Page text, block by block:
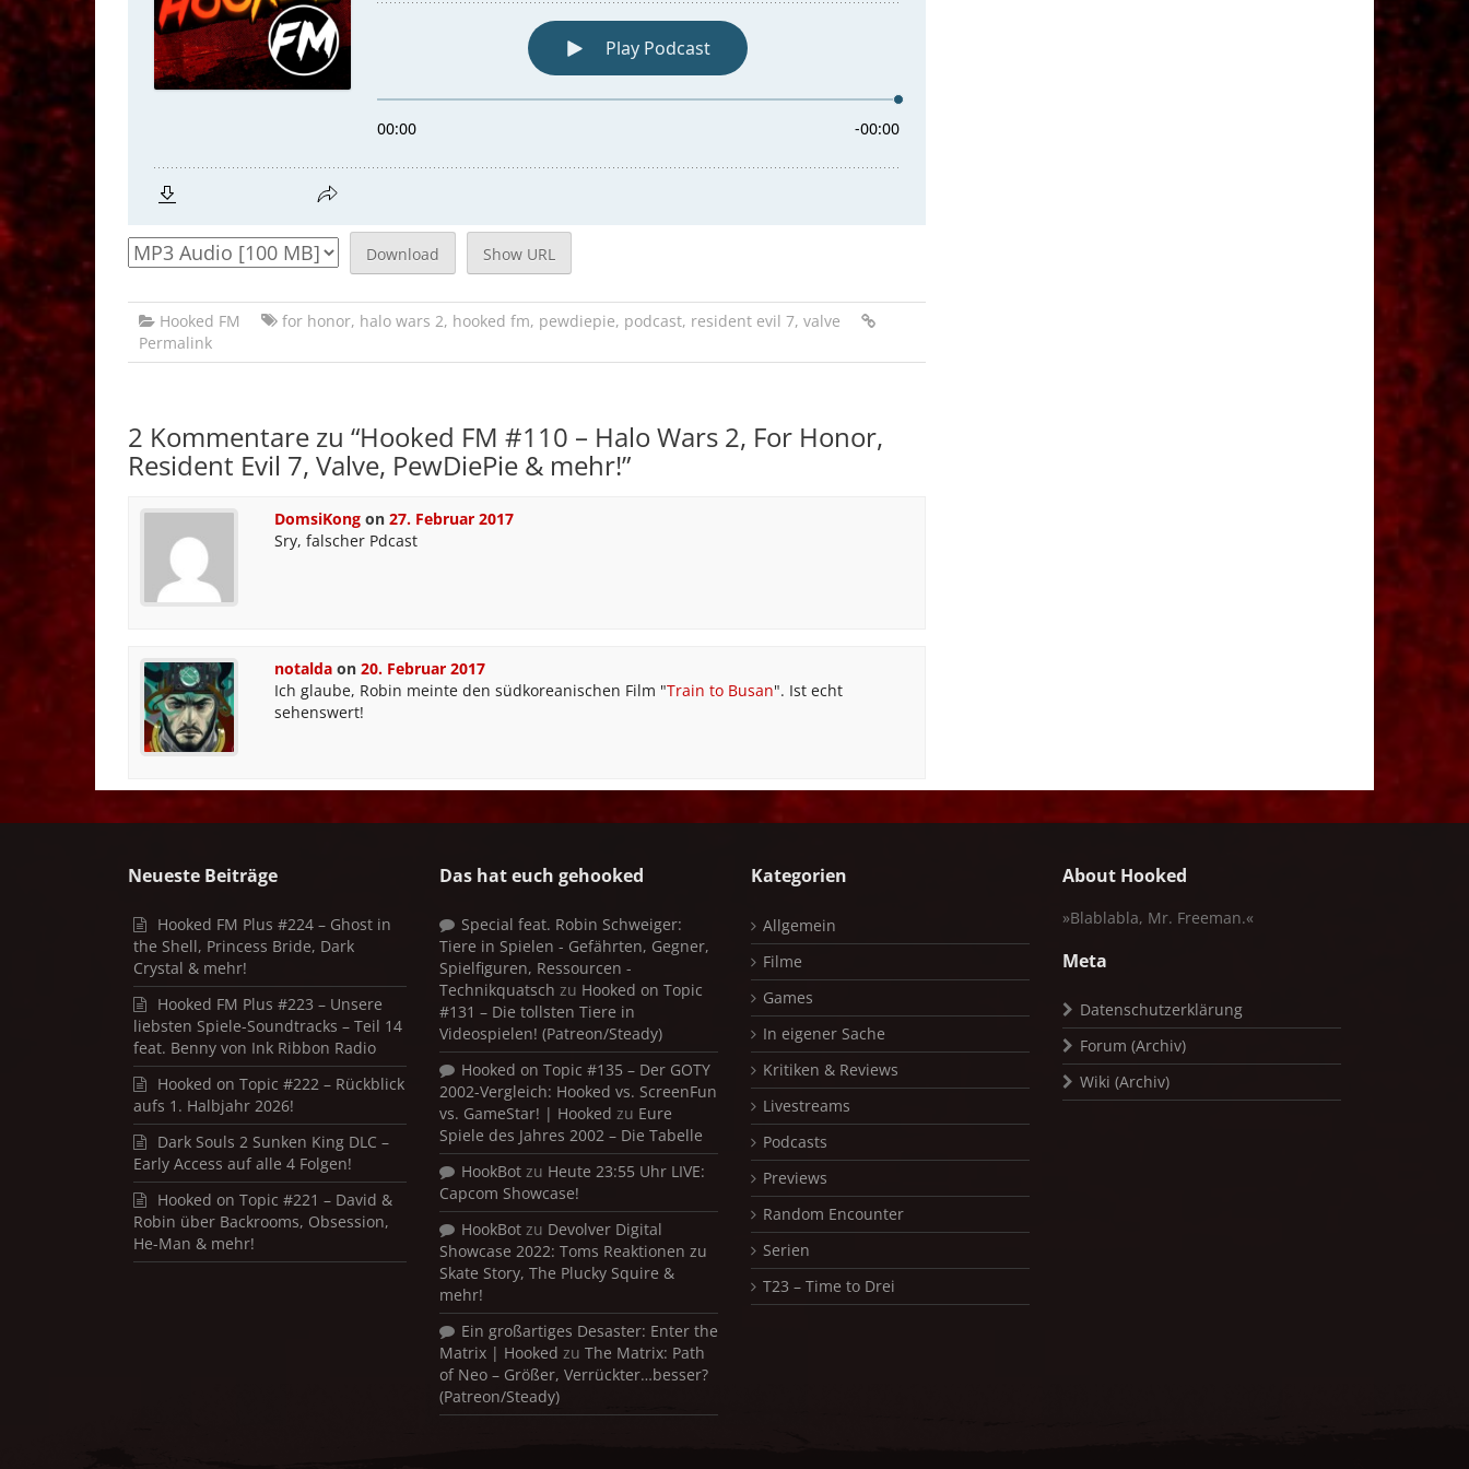
Download Show URL
Hooked FM for honor, halo wars 2, hooked fm, pewdiepie, podcast, resident evil 7, valve
Permalink
2 Kommentare zu “Hooked FM #110 – Halo Wars 2, For Honor,
Resident Evil 7, Valve, PewDiePie & mehr!”
DomsiKong on 27. Februar 2017
Sry, falscher Pdcast
notalda on 20. Februar 2017
Ich glaube, Robin meinte den südkoreanischen Film "Train to Busan". Ist echt
sehenswert!
Neueste Beiträge
Hooked FM Plus #224 – Ghost in
the Shell, Princess Bride, Dark
Crystal & mehr!
Hooked FM Plus #223 – Unsere
liebsten Spiele-Soundtracks – Teil 14
feat. Benny von Ink Ribbon Radio
Hooked on Topic #222 – Rückblick
aufs 1. Halbjahr 2026!
Dark Souls 2 Sunken King DLC –
Early Access auf alle 4 Folgen!
Hooked on Topic #221 – David &
Robin über Backrooms, Obsession,
He-Man & mehr!
Das hat euch gehooked
Special feat. Robin Schweiger:
Tiere in Spielen - Gefährten, Gegner,
Spielfiguren, Ressourcen -
Technikquatsch zu Hooked on Topic
#131 – Die tollsten Tiere in
Videospielen! (Patreon/Steady)
Hooked on Topic #135 – Der GOTY
2002-Vergleich: Hooked vs. ScreenFun
vs. GameStar! | Hooked zu Eure
Spiele des Jahres 2002 – Die Tabelle
HookBot zu Heute 23:55 Uhr LIVE:
Capcom Showcase!
HookBot zu Devolver Digital
Showcase 2022: Toms Reaktionen zu
Skate Story, The Plucky Squire &
mehr!
Ein großartiges Desaster: Enter the
Matrix | Hooked zu The Matrix: Path
of Neo – Größer, Verrückter…besser?
(Patreon/Steady)
Kategorien
Allgemein
Filme
Games
In eigener Sache
Kritiken & Reviews
Livestreams
Podcasts
Previews
Random Encounter
Serien
T23 – Time to Drei
About Hooked
»Blablabla, Mr. Freeman.«
Meta
Datenschutzerklärung
Forum (Archiv)
Wiki (Archiv)